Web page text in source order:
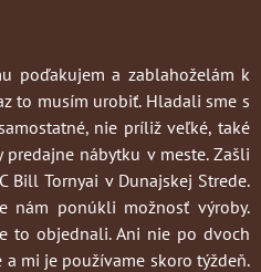
poďakujem a zablahoželám k
to musím urobiť. Hladali sme s
nie príliž veľké, také
nábytku v meste. Zašli
Bill Tornyai v Dunajskej Strede.
nám ponúkli možnosť výroby.
to objednali. Ani nie po dvoch
mi je používame skoro týždeň.